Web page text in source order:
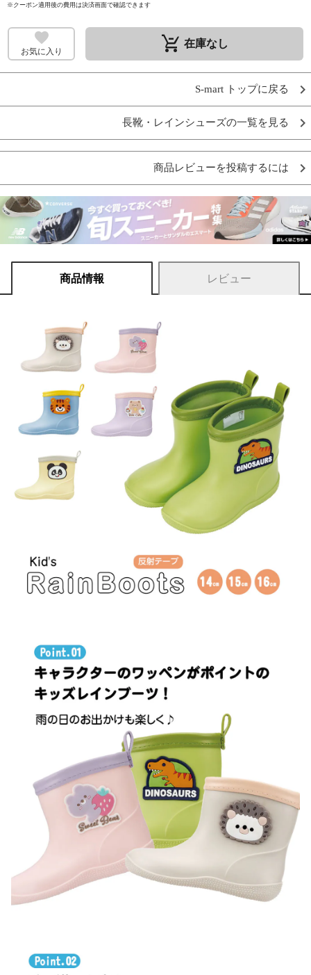
※クーポン適用後の費用は決済画面で確認できます
お気に入り remove_shopping_cart 在庫なし
S-mart トップに戻る
長靴・レインシューズの一覧を見る
商品レビューを投稿するには
商品情報 レビュー